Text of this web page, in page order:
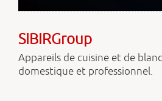
SIBIRGroup
Appareils de cuisine et de
domestique et professionnel.